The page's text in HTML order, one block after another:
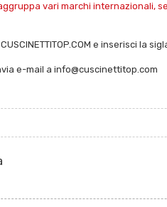
vari marchi internazionali,
e inserisci la
e-mail a info@cuscinettitop.com